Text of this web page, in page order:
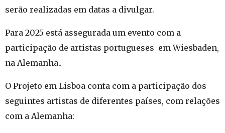
serão realizadas em datas a divulgar.
Para 2025 está assegurada um evento com a
participação de artistas portugueses em Wiesbaden,
na Alemanha..
O Projeto em Lisboa conta com a participação dos
seguintes artistas de diferentes países, com relações
com a Alemanha: